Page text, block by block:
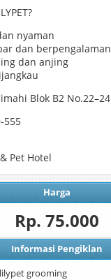
nyaman
dan berpengalaman
dan anjing
Blok B2 No.22–24
555
Pet Hotel
Harga
Rp. 75.000
Informasi Pengiklan
lilypet grooming